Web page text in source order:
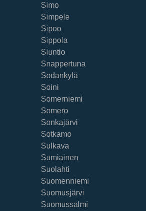
Simo
Simpele
Sipoo
Sippola
Siuntio
Snappertuna
Sodankylä
Soini
Somerniemi
Somero
Sonkajärvi
Sotkamo
Sulkava
Sumiainen
Suolahti
Suomenniemi
Suomusjärvi
Suomussalmi